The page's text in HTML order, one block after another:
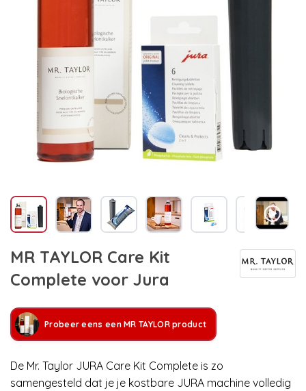
MR TAYLOR Care Kit
Complete voor Jura
Probeer eens een MR TAYLOR product
De Mr. Taylor JURA Care Kit Complete is zo
samengesteld dat je je kostbare JURA machine volledig